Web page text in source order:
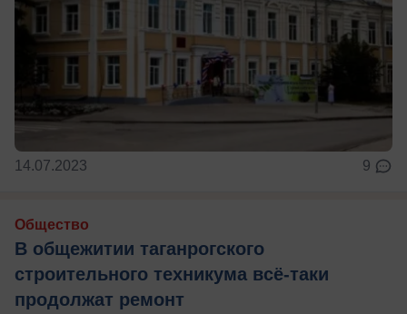
14.07.2023 9
Общество
В общежитии таганрогского
строительного техникума всё-таки
продолжат ремонт